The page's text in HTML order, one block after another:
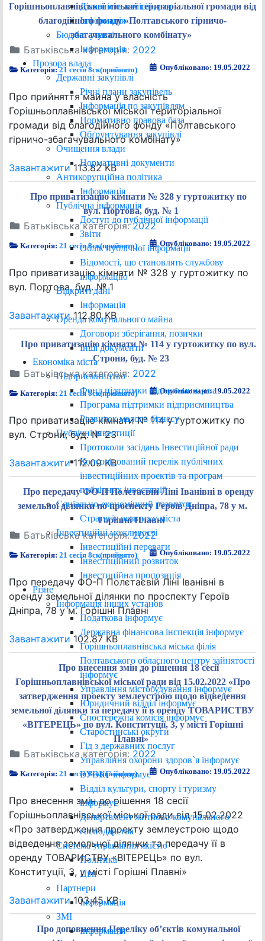
Діяльність комісій, рад
Інформація
Бюджет участі
Інформація
Прозора влада
Державні закупівлі
Річні плани закупівель
Інформація по закупівлям
Нормативно правова база
Обґрунтування закупівлі
Очищення влади
Нормативні документи
Антикорупційна політика
Інформація
Публічна інформація
Доступ до публічної інформації
Звіти
Облік публічної інформації
Відомості, що становлять службову
інформацію
Відкриті дані
Інформація
Оренда комунального майна
Договори зберігання, позички
Інші документи
Економіка міста
Підприємництво
Фонд підтримки підприємництва
Програма підтримки підприємництва
Розвиток малого бізнесу
Публічні інвестиції
Протоколи засідань Інвестиційної ради
Консолідований перелік публічних
інвестиційних проектів та програм
публічних інвестицій
Соціально-економічний розвиток
Стратегія розвитку міста
Інвестиційні можливості
Інвестиційні переваги
Інвестиційний розвиток
Інвестиційна пропозиція
Різне
Інформація інших установ
Податкова інформує
Державна фінансова інспекція інформує
Горішньоплавнівська міська філія
Полтавського обласного центру зайнятості
інформує
Управління містобудування інформує
Юридичний відділ інформує
Спостережна комісія інформує
Старостинські округи
Гід з державних послуг
Управління охорони здоров`я інформує
ВУВКГ інформує
Відділ культури, спорту і туризму
інформує
Департамент житлово-комунального
господарства
Система управління якістю
Політика
Цілі
Партнери
Інформація
ЗМІ
Інформація
Горішньоплавнівської міської територіальної громади від
благодійного фонду «Полтавського гірничо-
збагачувального комбінату»
Батьківська категорія: 2022
Категорія:21 сесія 8ск(прийнято) Опубліковано: 19.05.2022
Про прийняття майна у власність
Горішньоплавнівської міської територіальної
громади від благодійного фонду «Полтавського
гірничо-збагачувального комбінату»
Завантажити113.82 KB
Про приватизацію кімнати № 328 у гуртожитку по
вул. Портова, буд. № 1
Батьківська категорія:2022
Категорія:21 сесія 8ск(прийнято) Опубліковано: 19.05.2022
Про приватизацію кімнати № 328 у гуртожитку по
вул. Портова, буд. № 1
Завантажити112.80 KB
Про приватизацію кімнати № 114 у гуртожитку по вул.
Строни, буд. № 23
Батьківська категорія: 2022
Категорія:21 сесія 8ск(прийнято) Опубліковано: 19.05.2022
Про приватизацію кімнати № 114 у гуртожитку по
вул. Строни, буд. № 23
Завантажити112.09 KB
Про передачу ФО-П Полєтаєвій Ліні Іванівні в оренду
земельної ділянки по проспекту Героїв Дніпра, 78 у м.
Горішні Плавні
Батьківська категорія:2022
Категорія:21 сесія 8ск(прийнято) Опубліковано: 19.05.2022
Про передачу ФО-П Полєтаєвій Ліні Іванівні в
оренду земельної ділянки по проспекту Героїв
Дніпра, 78 у м. Горішні Плавні
Завантажити 102.87 KB
Про внесення змін до рішення 18 сесії
Горішньоплавнівської міської ради від 15.02.2022 «Про
затвердження проекту землеустрою щодо відведення
земельної ділянки та передачу її в оренду ТОВАРИСТВУ
«ВІТЕРЕЦЬ» по вул. Конституції, 3, у місті Горішні
Плавні»
Батьківська категорія: 2022
Категорія:21 сесія 8ск(прийнято) Опубліковано: 19.05.2022
Про внесення змін до рішення 18 сесії
Горішньоплавнівської міської ради від 15.02.2022
«Про затвердження проекту землеустрою щодо
відведення земельної ділянки та передачу її в
оренду ТОВАРИСТВУ «ВІТЕРЕЦЬ» по вул.
Конституції, 3, у місті Горішні Плавні»
Завантажити103.45 KB
Про доповнення Переліку об’єктів комунальної